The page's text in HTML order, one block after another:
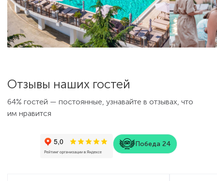
Отзывы наших гостей
64% гостей — постоянные, узнавайте в отзывах, что
им нравится
Победа 24